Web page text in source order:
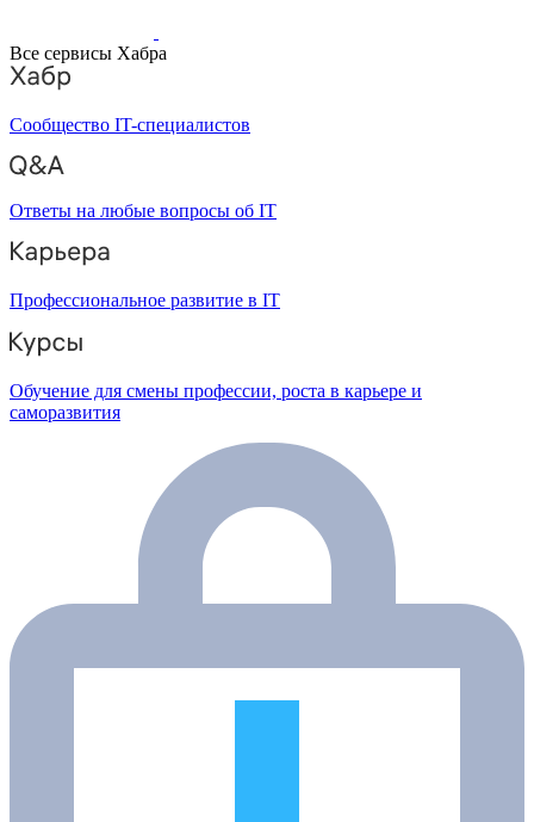
Все сервисы Хабра
Сообщество IT-специалистов
Ответы на любые вопросы об IT
Профессиональное развитие в IT
Обучение для смены профессии, роста в карьере и
саморазвития